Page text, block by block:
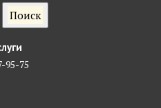
Поиск
95-75